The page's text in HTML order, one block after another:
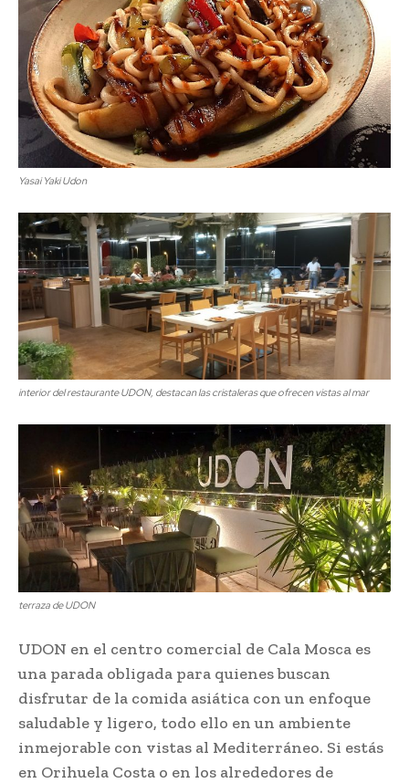
Yasai Yaki Udon
interior del restaurante UDON, destacan las cristaleras que ofrecen vistas al mar
terraza de UDON
UDON en el centro comercial de Cala Mosca es
una parada obligada para quienes buscan
disfrutar de la comida asiática con un enfoque
saludable y ligero, todo ello en un ambiente
inmejorable con vistas al Mediterráneo. Si estás
en Orihuela Costa o en los alrededores de